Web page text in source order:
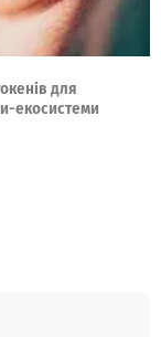
для
екосистеми